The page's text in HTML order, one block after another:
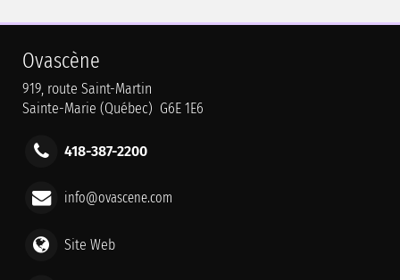
Ovascène
919, route Saint-Martin
Sainte-Marie (Québec) G6E 1E6
418-387-2200
info@ovascene.com
Site Web